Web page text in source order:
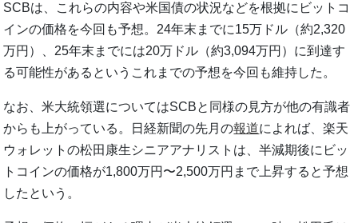
SCBは、これらの内容や米国債の状況などを根拠にビットコ
インの価格を今回も予想。24年末までに15万ドル（約2,320
万円）、25年末までには20万ドル（約3,094万円）に到達す
る可能性があるというこれまでの予想を今回も維持した。
なお、米大統領選についてはSCBと同様の見方が他の有識者
からも上がっている。日経新聞の先月の報道によれば、楽天
ウォレットの松田康生シニアアナリストは、半減期後にビッ
トコインの価格が1,800万円〜2,500万円まで上昇すると予想
したという。